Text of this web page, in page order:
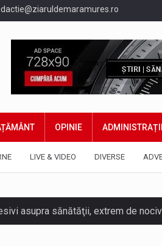
OPINIE
LIVE & VIDEO DIVERSE